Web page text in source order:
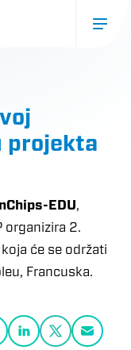
projekta
EDU,
organizira 2.
će se održati
Francuska.